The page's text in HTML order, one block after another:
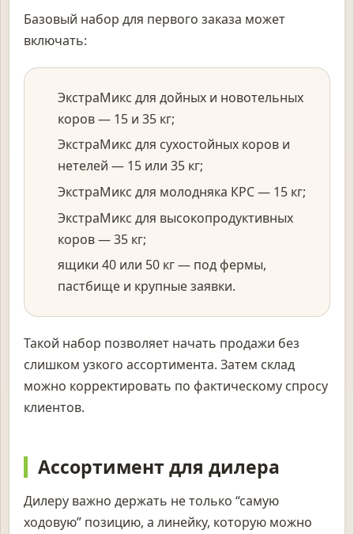
Базовый набор для первого заказа может
включать:
ЭкстраМикс для дойных и новотельных
коров — 15 и 35 кг;
ЭкстраМикс для сухостойных коров и
нетелей — 15 или 35 кг;
ЭкстраМикс для молодняка КРС — 15 кг;
ЭкстраМикс для высокопродуктивных
коров — 35 кг;
ящики 40 или 50 кг — под фермы,
пастбище и крупные заявки.
Такой набор позволяет начать продажи без
слишком узкого ассортимента. Затем склад
можно корректировать по фактическому спросу
клиентов.
Ассортимент для дилера
Дилеру важно держать не только “самую
ходовую” позицию, а линейку, которую можно